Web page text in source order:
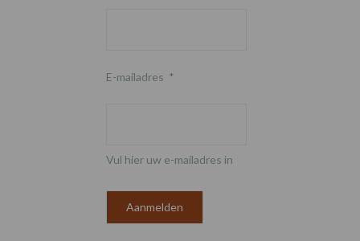
E-mailadres *
Vul hier uw e-mailadres in